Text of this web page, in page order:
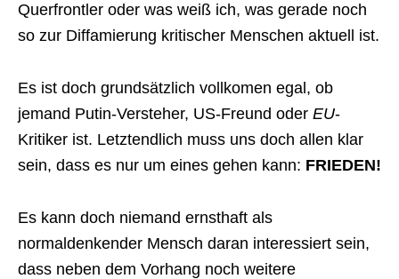
Querfrontler oder was weiß ich, was gerade noch
so zur Diffamierung kritischer Menschen aktuell ist.
Es ist doch grundsätzlich vollkomen egal, ob
jemand Putin-Versteher, US-Freund oder EU-
Kritiker ist. Letztendlich muss uns doch allen klar
sein, dass es nur um eines gehen kann: FRIEDEN!
Es kann doch niemand ernsthaft als
normaldenkender Mensch daran interessiert sein,
dass neben dem Vorhang noch weitere